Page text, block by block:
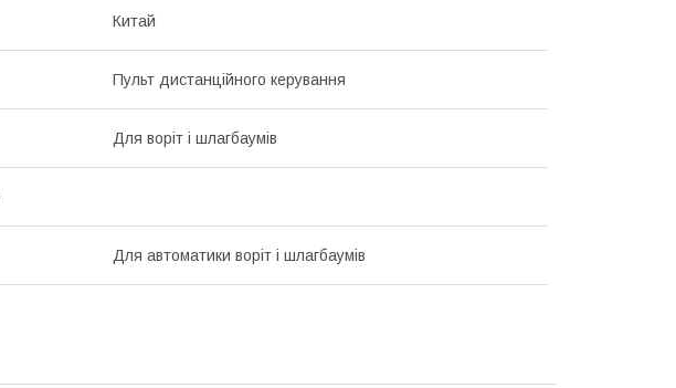
Китай
Пульт дистанційного керування
Для воріт і шлагбаумів
Для автоматики воріт і шлагбаумів